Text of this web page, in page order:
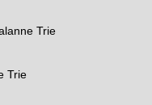
Trie
Trie